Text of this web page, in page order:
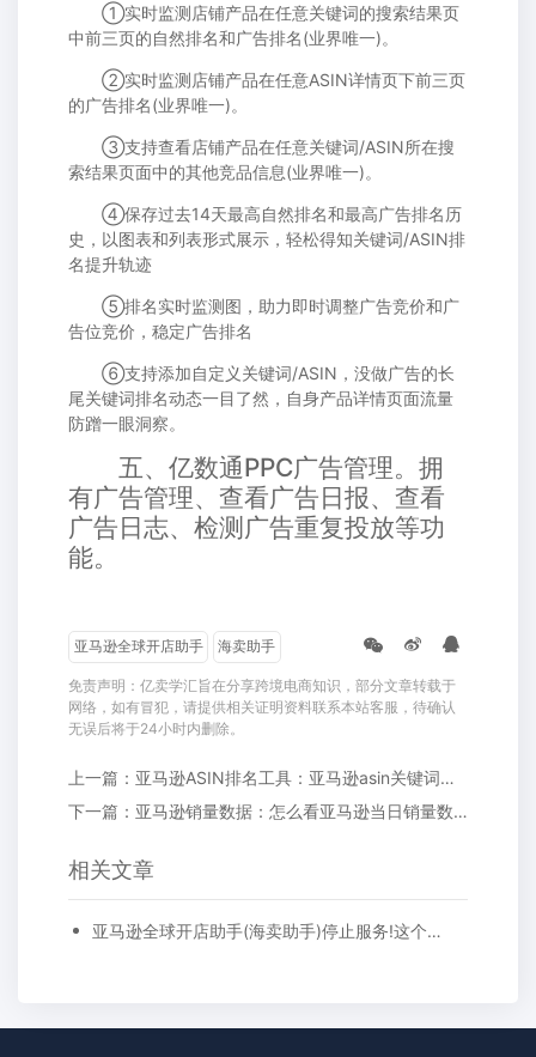
①实时监测店铺产品在任意关键词的搜索结果页
中前三页的自然排名和广告排名(业界唯一)。
②实时监测店铺产品在任意ASIN详情页下前三页
的广告排名(业界唯一)。
③支持查看店铺产品在任意关键词/ASIN所在搜
索结果页面中的其他竞品信息(业界唯一)。
④保存过去14天最高自然排名和最高广告排名历
史，以图表和列表形式展示，轻松得知关键词/ASIN排
名提升轨迹
⑤排名实时监测图，助力即时调整广告竞价和广
告位竞价，稳定广告排名
⑥支持添加自定义关键词/ASIN，没做广告的长
尾关键词排名动态一目了然，自身产品详情页面流量
防蹭一眼洞察。
五、亿数通PPC广告管理。拥
有广告管理、查看广告日报、查看
广告日志、检测广告重复投放等功
能。
亚马逊全球开店助手 海卖助手
免责声明：亿卖学汇旨在分享跨境电商知识，部分文章转载于
网络，如有冒犯，请提供相关证明资料联系本站客服，待确认
无误后将于24小时内删除。
上一篇：亚马逊ASIN排名工具：亚马逊asin关键词排名追踪
下一篇：亚马逊销量数据：怎么看亚马逊当日销量数据?
相关文章
亚马逊全球开店助手(海卖助手)停止服务!这个替代软件大卖都在用